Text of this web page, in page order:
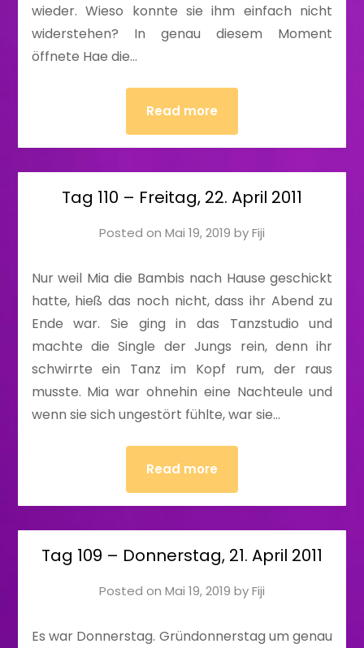
wieder. Wieso konnte sie ihm einfach nicht
widerstehen? In genau diesem Moment
öffnete Hae die…
Read more
Tag 110 – Freitag, 22. April 2011
Posted on Mai 19, 2019 byFiji
Nur weil Mia die Bambis nach Hause geschickt
hatte, hieß das noch nicht, dass ihr Abend zu
Ende war. Sie ging in das Tanzstudio und
machte die Single der Jungs rein, denn ihr
schwirrte ein Tanz im Kopf rum, der raus
musste. Mia war ohnehin eine Nachteule und
wenn sie sich ungestört fühlte, war sie…
Read more
Tag 109 – Donnerstag, 21. April 2011
Posted on Mai 19, 2019 byFiji
Es war Donnerstag. Gründonnerstag um genau